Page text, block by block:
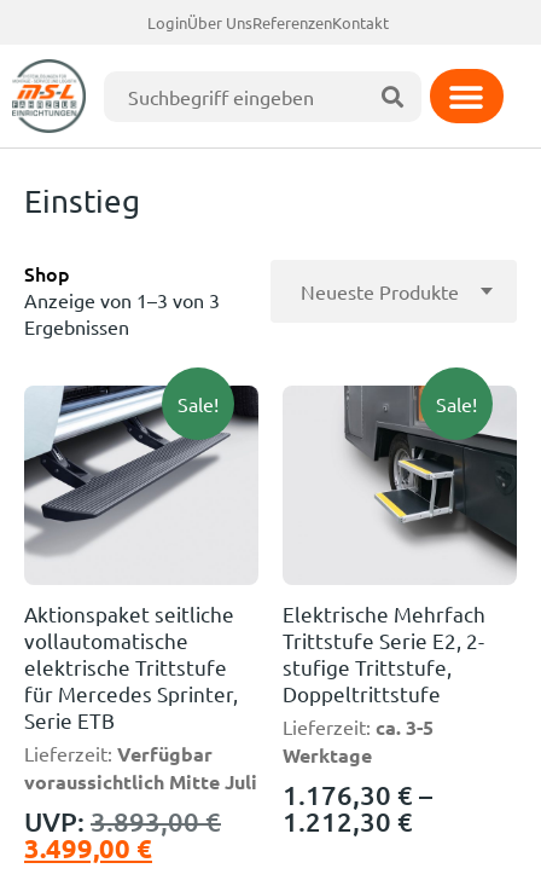
LoginÜber UnsReferenzenKontakt
Einstieg
Shop
Anzeige von 1–3 von 3
Ergebnissen
Sale!
Aktionspaket seitliche
vollautomatische
elektrische Trittstufe
für Mercedes Sprinter,
Serie ETB
Lieferzeit: Verfügbar
voraussichtlich Mitte Juli
UVP: 3.893,00€
3.499,00 €
Sale!
Elektrische Mehrfach
Trittstufe Serie E2, 2-
stufige Trittstufe,
Doppeltrittstufe
Lieferzeit: ca. 3-5
Werktage
1.176,30 € –
1.212,30 €